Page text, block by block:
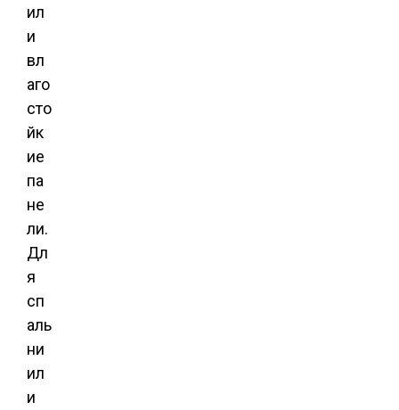
ил
и
вл
аго
сто
йк
ие
па
не
ли.
Дл
я
сп
аль
ни
ил
и